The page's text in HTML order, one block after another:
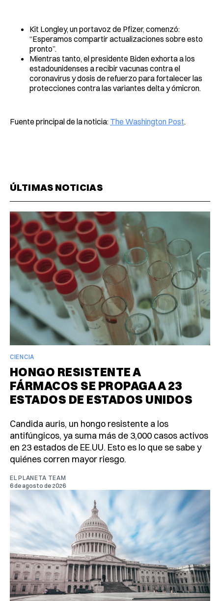
Kit Longley, un portavoz de Pfizer, comenzó:
“Esperamos compartir actualizaciones sobre esto
pronto”.
Mientras tanto, el presidente Biden exhorta a los
estadounidenses a recibir vacunas contra el
coronavirus y dosis de refuerzo para fortalecer las
protecciones contra las variantes delta y ómicron.
Fuente principal de la noticia: The Washington Post.
ÚLTIMAS NOTICIAS
CIENCIA
HONGO RESISTENTE A
FÁRMACOS SE PROPAGA A 23
ESTADOS DE ESTADOS UNIDOS
Candida auris, un hongo resistente a los
antifúngicos, ya suma más de 3,000 casos activos
en 23 estados de EE.UU. Esto es lo que se sabe y
quiénes corren mayor riesgo.
EL PLANETA TEAM
6 de agosto de 2026